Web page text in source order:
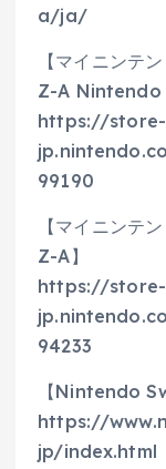
a/ja/
【マイニンテ
Z-A Nintendo
https://store-
99190
【マイニンテ
Z-A】
https://store-
94233
【Nintendo
https://
jp/index.html